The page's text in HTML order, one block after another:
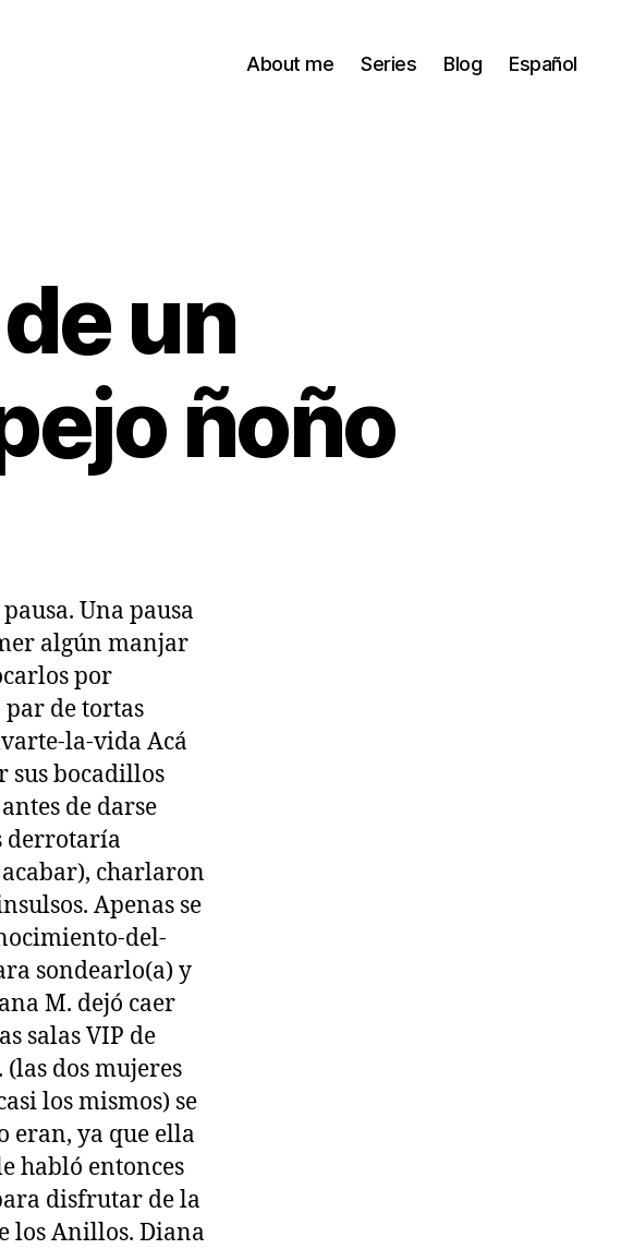
About me Series Blog Español
un
ñoño
Una pausa
algún manjar
por
de tortas
la-vida Acá
sus bocadillos
de darse
derrotaría
charlaron
Apenas se
del-
sondearlo(a) y
M. dejó caer
salas VIP de
dos mujeres
los mismos) se
eran, ya que ella
habló entonces
disfrutar de la
los Anillos. Diana